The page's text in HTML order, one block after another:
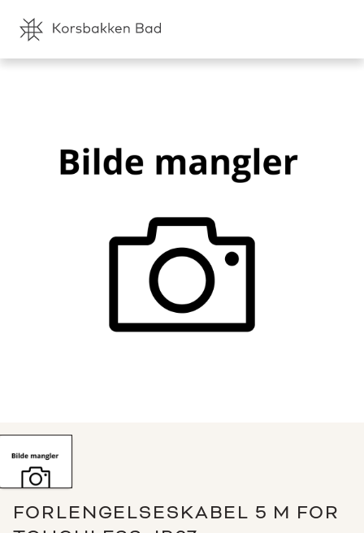
FORLENGELSESKABEL 5 M FOR